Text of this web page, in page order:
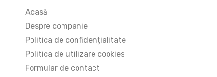
Acasă
Despre companie
Politica de confidențialitate
Politica de utilizare cookies
Formular de contact